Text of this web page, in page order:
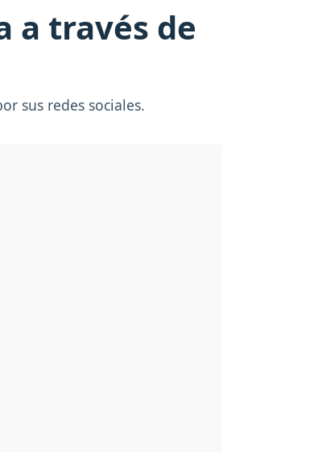
a través de
sus redes sociales.